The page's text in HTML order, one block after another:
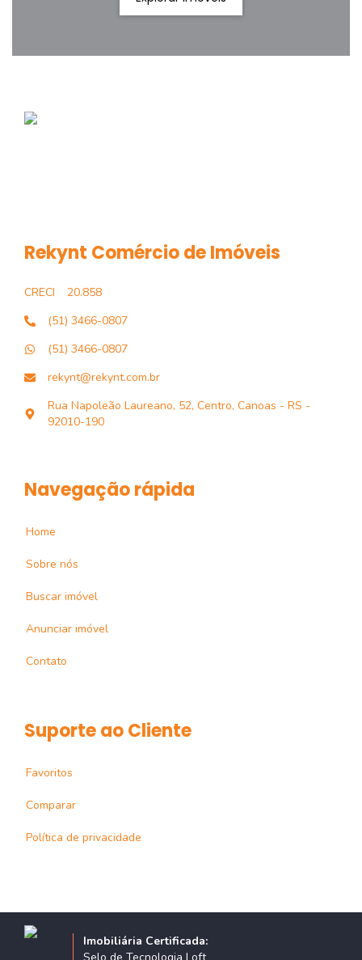
Rekynt Comércio de Imóveis
CRECI
20.858
(51) 3466-0807
(51) 3466-0807
rekynt@rekynt.com.br
Rua Napoleão Laureano, 52, Centro, Canoas - RS -
92010-190
Navegação rápida
Home
Sobre nós
Buscar imóvel
Anunciar imóvel
Contato
Suporte ao Cliente
Favoritos
Comparar
Política de privacidade
Imobiliária Certificada: